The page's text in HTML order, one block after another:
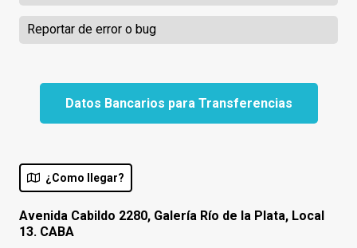
Reportar de error o bug
Datos Bancarios para Transferencias
¿Como llegar?
Avenida Cabildo 2280, Galería Río de la Plata, Local
13. CABA